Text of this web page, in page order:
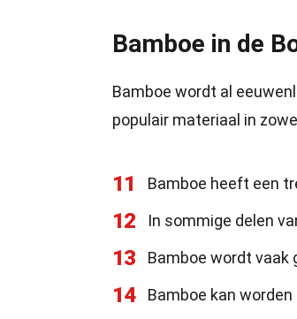
Bamboe in de
Bamboe wordt al
populair materiaal in
11 Bamboe heeft een
12 In sommige delen
13 Bamboe wordt vaak
14 Bamboe kan